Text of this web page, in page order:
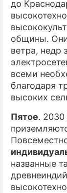
до
общины.
ветра, недр
всеми
благодаря
высоких
Пятое. 2030
названные